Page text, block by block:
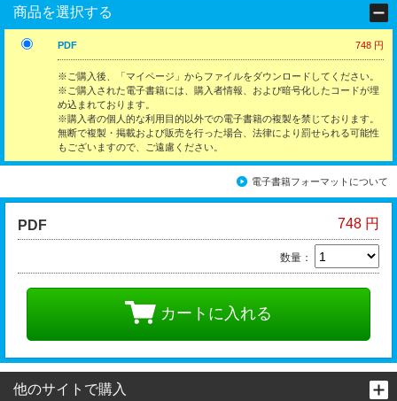
商品を選択する
PDF 748 円
※ご購入後、「マイページ」からファイルをダウンロードしてください。
※ご購入された電子書籍には、購入者情報、および暗号化したコードが埋
め込まれております。
※購入者の個人的な利用目的以外での電子書籍の複製を禁じております。
無断で複製・掲載および販売を行った場合、法律により罰せられる可能性
もございますので、ご遠慮ください。
電子書籍フォーマットについて
PDF 748 円
数量：
カートに入れる
他のサイトで購入